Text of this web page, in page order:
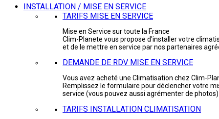
INSTALLATION / MISE EN SERVICE
TARIFS MISE EN SERVICE
Mise en Service sur toute la France
Clim-Planete vous propose d'installer votre
et de le mettre en service par nos partenaires
DEMANDE DE RDV MISE EN SERVICE
Vous avez acheté une Climatisation chez Clim-
Remplissez le formulaire pour déclencher votre
service (vous pouvez aussi agrémenter de photos)
TARIFS INSTALLATION CLIMATISATION